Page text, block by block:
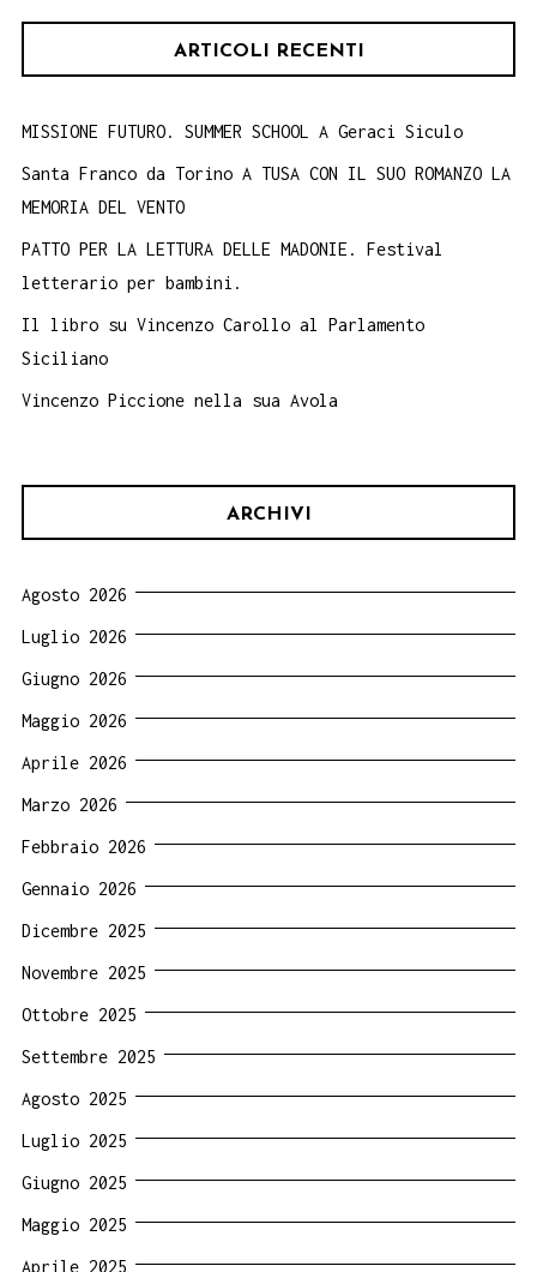
ARTICOLI RECENTI
MISSIONE FUTURO. SUMMER SCHOOL A Geraci Siculo
Santa Franco da Torino A TUSA CON IL SUO ROMANZO LA
MEMORIA DEL VENTO
PATTO PER LA LETTURA DELLE MADONIE. Festival
letterario per bambini.
Il libro su Vincenzo Carollo al Parlamento
Siciliano
Vincenzo Piccione nella sua Avola
ARCHIVI
Agosto 2026
Luglio 2026
Giugno 2026
Maggio 2026
Aprile 2026
Marzo 2026
Febbraio 2026
Gennaio 2026
Dicembre 2025
Novembre 2025
Ottobre 2025
Settembre 2025
Agosto 2025
Luglio 2025
Giugno 2025
Maggio 2025
Aprile 2025